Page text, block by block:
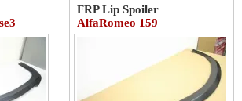
FRP Lip Spoiler
AlfaRomeo 159